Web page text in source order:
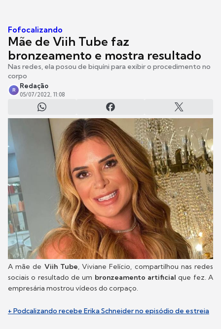
Fofocalizando
Mãe de Viih Tube faz
bronzeamento e mostra resultado
Nas redes, ela posou de biquíni para exibir o procedimento no
corpo
R
Redação
05/07/2022, 11:08
A mãe de Viih Tube, Viviane Felício, compartilhou nas redes
sociais o resultado de um bronzeamento artificialque fez. A
empresária mostrou vídeos do corpaço.
+ Podcalizando recebe Erika Schneider no episódio de estreia